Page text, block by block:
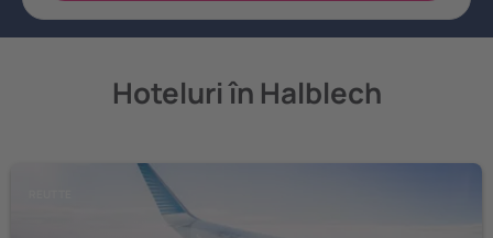
Hoteluri în Halblech